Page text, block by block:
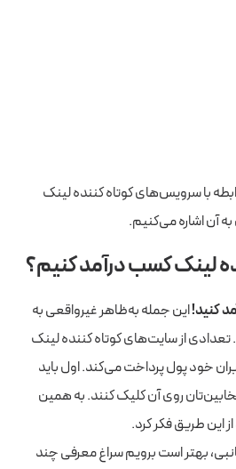
با سرویس‌های کوتاه کننده لینک
آن اشاره می‌کنیم.
لینک کسب درآمد کنیم؟
کنید!این جمله به‌ظاهر غیرواقعی به
تعدادی از سایت‌های کوتاه کننده لینک
خود پول پرداخت می‌کند. اول باید
روی آن کلیک کنند. به همین
این طریق فکر کرد.
بهتر است برویم سراغ معرفی چند